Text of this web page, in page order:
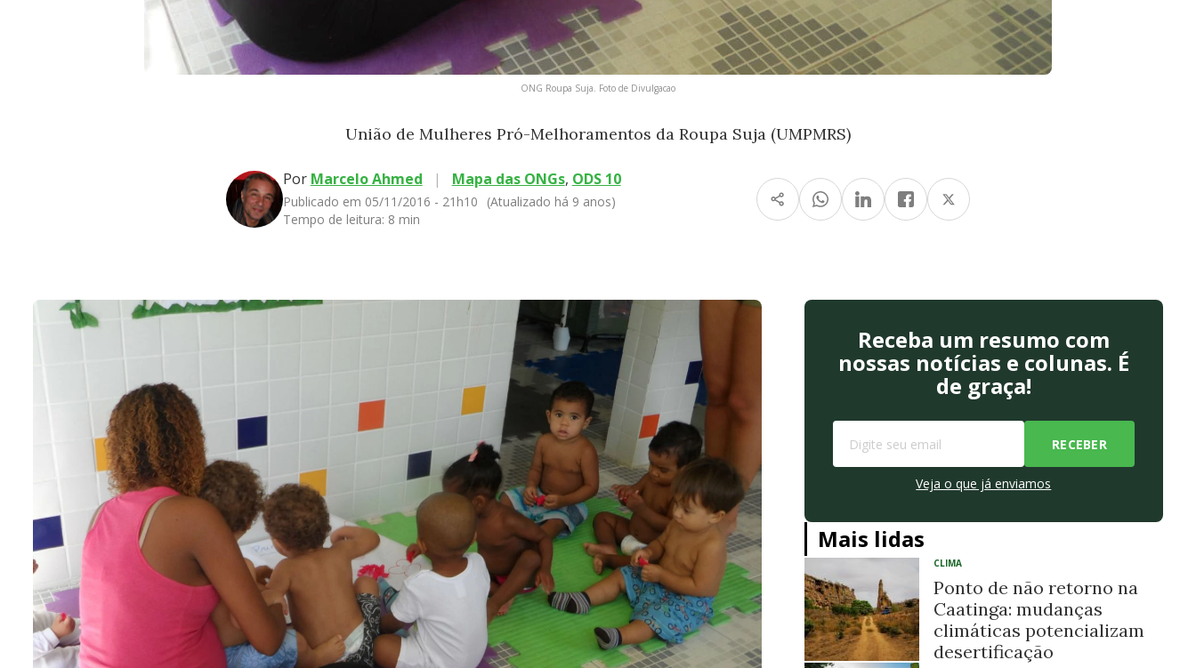
ONG Roupa Suja. Foto de Divulgacao
União de Mulheres Pró-Melhoramentos da Roupa Suja (UMPMRS)
Por Marcelo Ahmed | Mapa das ONGs, ODS 10
Publicado em 05/11/2016 - 21h10
(Atualizado há 9 anos)
Tempo de leitura: 8 min
Receba um resumo com
nossas notícias e colunas. É
de graça!
Veja o que já enviamos
Mais lidas
CLIMA
Ponto de não retorno na
Caatinga: mudanças
climáticas potencializam
desertificação